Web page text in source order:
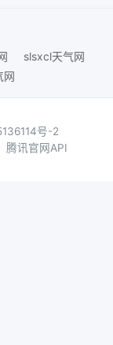
slsxcl天气网
网
号-2
腾讯官网API